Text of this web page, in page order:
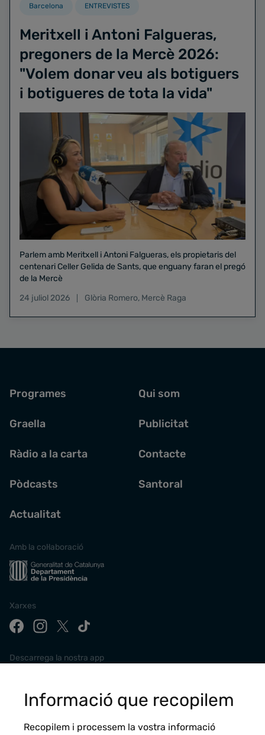
Barcelona ENTREVISTES
Meritxell i Antoni Falgueras,
pregoners de la Mercè 2026:
"Volem donar veu als botiguers
i botigueres de tota la vida"
Parlem amb Meritxell i Antoni Falgueras, els propietaris del
centenari Celler Gelida de Sants, que enguany faran el pregó
de la Mercè
24 juliol 2026
Glòria Romero, Mercè Raga
Programes
Graella
Ràdio a la carta
Pòdcasts
Actualitat
Qui som
Publicitat
Contacte
Santoral
Amb la col·laboració
Xarxes
Descarrega la nostra app
Informació que recopilem
Recopilem i processem la vostra informació